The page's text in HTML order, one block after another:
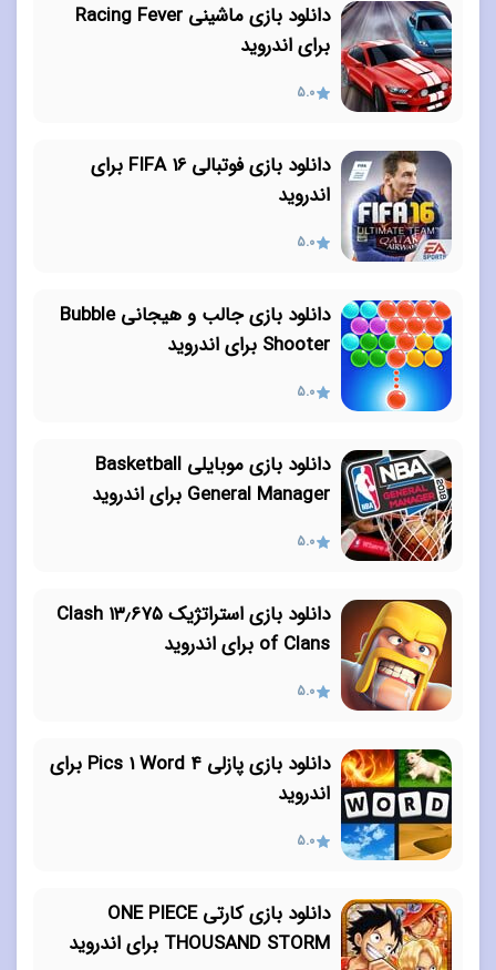
دانلود بازی ماشینی Racing Fever
برای اندروید
5.0
دانلود بازی فوتبالی FIFA 16 برای
اندروید
5.0
دانلود بازی جالب و هیجانی Bubble
Shooter برای اندروید
5.0
دانلود بازی موبایلی Basketball
General Manager برای اندروید
5.0
دانلود بازی استراتژیک ۱۳٫۶۷۵ Clash
of Clans برای اندروید
5.0
دانلود بازی پازلی ۴ Pics 1 Word برای
اندروید
5.0
دانلود بازی کارتی ONE PIECE
THOUSAND STORM برای اندروید